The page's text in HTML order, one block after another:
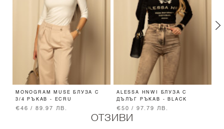
MONOGRAM MUSE БЛУЗА С
3/4 РЪКАВ - ECRU
€46 / 89.97 ЛВ.
ALESSA HNWI БЛУЗА С
ДЪЛЪГ РЪКАВ - BLACK
€50 / 97.79 ЛВ.
ОТЗИВИ